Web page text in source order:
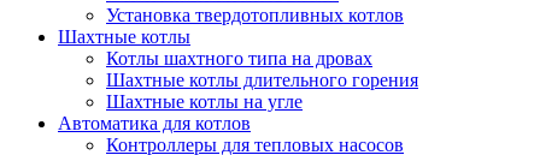
Установка твердотопливных котлов
Шахтные котлы
Котлы шахтного типа на дровах
Шахтные котлы длительного горения
Шахтные котлы на угле
Автоматика для котлов
Контроллеры для тепловых насосов